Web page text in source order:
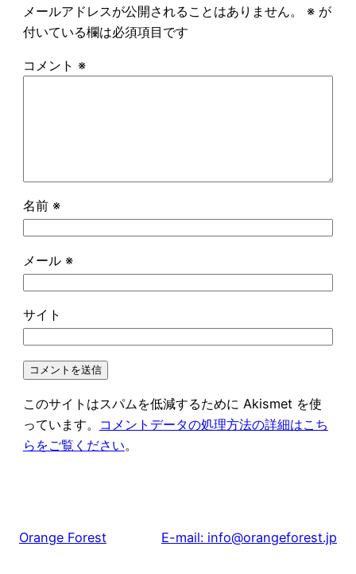
メールアドレスが公開されることはありません。 ※が
付いている欄は必須項目です
コメント ※
名前 ※
メール ※
サイト
このサイトはスパムを低減するために Akismet を使
っています。
コメントデータの処理方法の詳細はこち
らをご覧ください。
Orange Forest E-mail: info@orangeforest.jp